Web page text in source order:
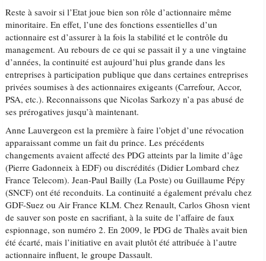
Reste à savoir si l’Etat joue bien son rôle d’actionnaire même
minoritaire. En effet, l’une des fonctions essentielles d’un
actionnaire est d’assurer à la fois la stabilité et le contrôle du
management. Au rebours de ce qui se passait il y a une vingtaine
d’années, la continuité est aujourd’hui plus grande dans les
entreprises à participation publique que dans certaines entreprises
privées soumises à des actionnaires exigeants (Carrefour, Accor,
PSA, etc.). Reconnaissons que Nicolas Sarkozy n’a pas abusé de
ses prérogatives jusqu’à maintenant.
Anne Lauvergeon est la première à faire l’objet d’une révocation
apparaissant comme un fait du prince. Les précédents
changements avaient affecté des PDG atteints par la limite d’âge
(Pierre Gadonneix à EDF) ou discrédités (Didier Lombard chez
France Telecom). Jean-Paul Bailly (La Poste) ou Guillaume Pépy
(SNCF) ont été reconduits. La continuité a également prévalu chez
GDF-Suez ou Air France KLM. Chez Renault, Carlos Ghosn vient
de sauver son poste en sacrifiant, à la suite de l’affaire de faux
espionnage, son numéro 2. En 2009, le PDG de Thalès avait bien
été écarté, mais l’initiative en avait plutôt été attribuée à l’autre
actionnaire influent, le groupe Dassault.